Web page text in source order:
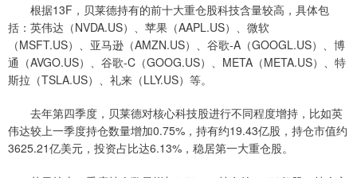
根据13F，贝莱德持有的前十大重仓股科技含量较高，具体包
括：英伟达（NVDA.US）、苹果（AAPL.US）、微软
（MSFT.US）、亚马逊（AMZN.US）、谷歌-A（GOOGL.US）、博
通（AVGO.US）、谷歌-C（GOOG.US）、META（META.US）、特
斯拉（TSLA.US）、礼来（LLY.US）等。
去年第四季度，贝莱德对核心科技股进行不同程度增持，比如英
伟达较上一季度持仓数量增加0.75%，持有约19.43亿股，持仓市值约
3625.21亿美元，投资占比达6.13%，稳居第一大重仓股。